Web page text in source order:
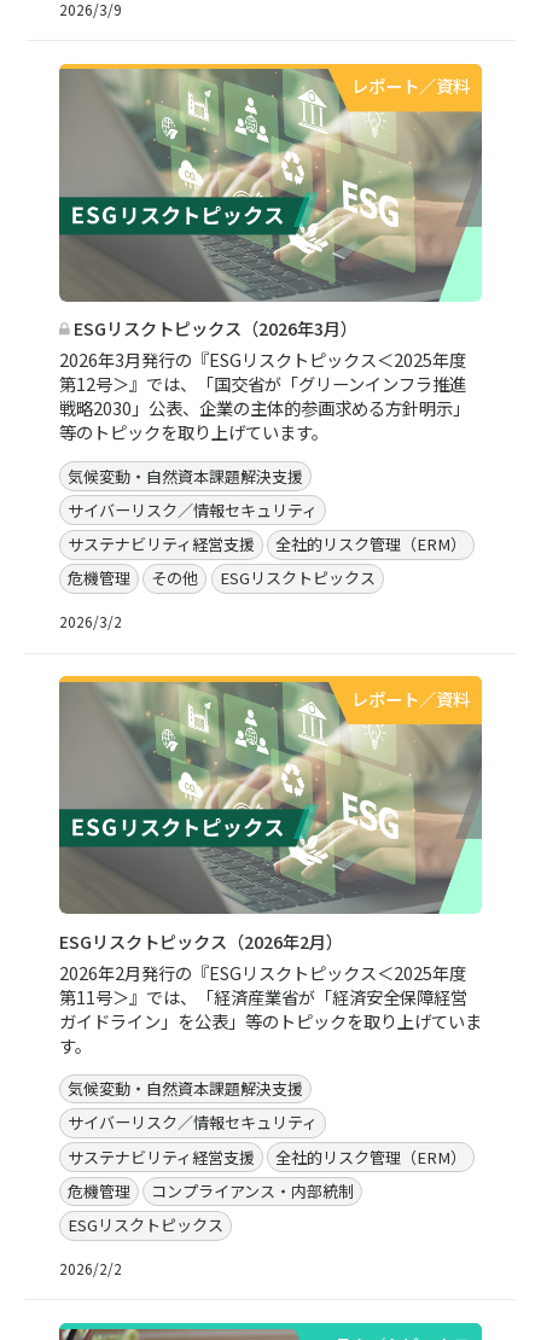
2026/3/9
レポート／資料
ESGリスクトピックス（2026年3月）
2026年3月発行の『ESGリスクトピックス＜2025年度
第12号＞』では、「国交省が「グリーンインフラ推進
戦略2030」公表、企業の主体的参画求める方針明示」
等のトピックを取り上げています。
気候変動・自然資本課題解決支援
サイバーリスク／情報セキュリティ
サステナビリティ経営支援
全社的リスク管理（ERM）
危機管理
その他 ESGリスクトピックス
2026/3/2
レポート／資料
ESGリスクトピックス（2026年2月）
2026年2月発行の『ESGリスクトピックス＜2025年度
第11号＞』では、「経済産業省が「経済安全保障経営
ガイドライン」を公表」等のトピックを取り上げていま
す。
気候変動・自然資本課題解決支援
サイバーリスク／情報セキュリティ
サステナビリティ経営支援
全社的リスク管理（ERM）
危機管理
コンプライアンス・内部統制
ESGリスクトピックス
2026/2/2